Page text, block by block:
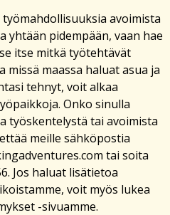
avoimista
yhtään pidempään, vaan hae
itse mitkä työtehtävät
maassa haluat asua ja
tehnyt, voit alkaa
Onko sinulla
työskentelystä tai avoimista
meille sähköpostia
tai soita
Jos haluat lisätietoa
voit myös lukea
-sivuamme.